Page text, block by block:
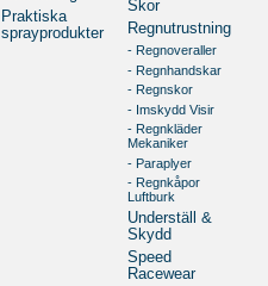
Praktiska
sprayprodukter
Skor
Regnutrustning
- Regnoveraller
- Regnhandskar
- Regnskor
- Imskydd Visir
- Regnkläder
Mekaniker
- Paraplyer
- Regnkåpor
Luftburk
Underställ &
Skydd
Speed
Racewear